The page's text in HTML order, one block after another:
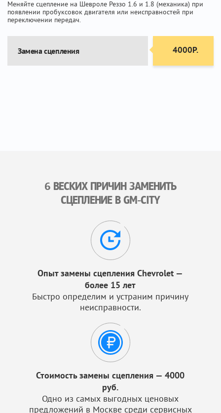
Меняйте сцепление на Шевроле Реззо 1.6 и 1.8 (механика) при
появлении пробуксовок двигателя или неисправностей при
переключении передач.
Замена сцепления 4000Р.
6 ВЕСКИХ ПРИЧИН ЗАМЕНИТЬ
СЦЕПЛЕНИЕ В GM-CITY
Опыт замены сцепления Chevrolet —
более 15 лет
Быстро определим и устраним причину
неисправности.
Стоимость замены сцепления — 4000
руб.
Одно из самых выгодных ценовых
предложений в Москве среди сервисных